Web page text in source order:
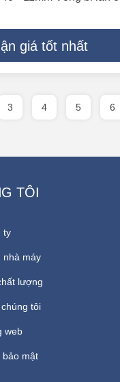
giá tốt nhất
3 4 5 6
TÔI
ty
nhà máy
lượng
tôi
web
bảo mật